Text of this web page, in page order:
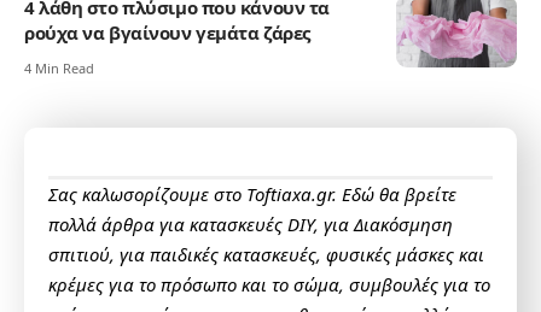
4 λάθη στο πλύσιμο που κάνουν τα
ρούχα να βγαίνουν γεμάτα ζάρες
4 Min Read
Σας καλωσορίζουμε στο Toftiaxa.gr. Εδώ θα βρείτε
πολλά άρθρα για κατασκευές DIY, για Διακόσμηση
σπιτιού, για παιδικές κατασκευές, φυσικές μάσκες και
κρέμες για το πρόσωπο και το σώμα, συμβουλές για το